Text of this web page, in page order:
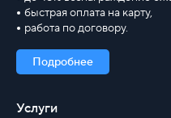
быстрая оплата на карту,
работа по договору.
Подробнее
Услуги